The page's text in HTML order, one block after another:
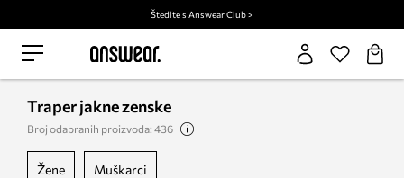
Štedite s Answear Club >
Traper jakne zenske
Broj odabranih proizvoda: 436
žene muškarci